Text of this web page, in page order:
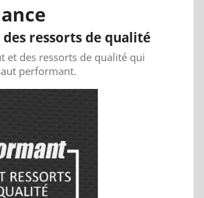
ressorts de qualité
et des ressorts de qualité qui
performant.